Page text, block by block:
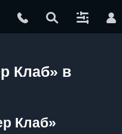
Клаб» в
Клаб»